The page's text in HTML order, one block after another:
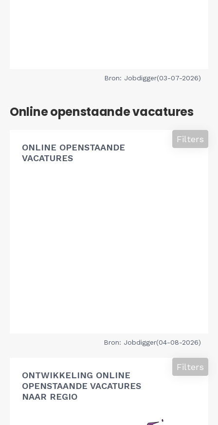
Bron: Jobdigger(03-07-2026)
Online openstaande vacatures
ONLINE OPENSTAANDE
VACATURES
Filters
Bron: Jobdigger(04-08-2026)
ONTWIKKELING ONLINE
OPENSTAANDE VACATURES
NAAR REGIO
Filters